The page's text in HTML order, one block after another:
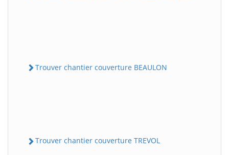
Trouver chantier couverture BEAULON
Trouver chantier couverture TREVOL